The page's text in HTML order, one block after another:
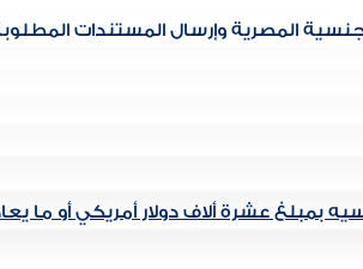
المصرية وإرسال المستندات
بمبلغ عشرة ألاف دولار أمريكي أو ما